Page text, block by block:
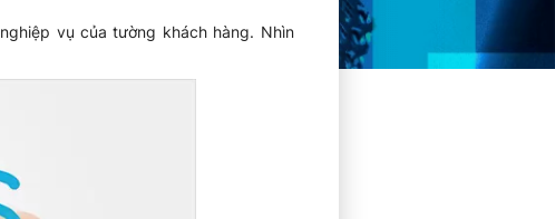
vụ của tường khách hàng. Nhìn